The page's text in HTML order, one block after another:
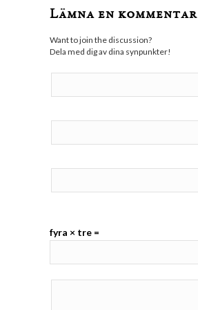
Lämna en kommentar
Want to join the discussion?
Dela med dig av dina synpunkter!
fyra × tre =